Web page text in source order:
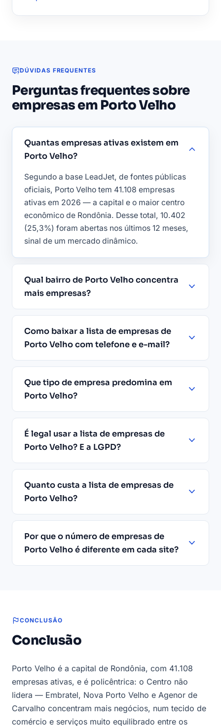
DÚVIDAS FREQUENTES
Perguntas frequentes sobre
empresas em Porto Velho
Quantas empresas ativas existem em
Porto Velho?
Segundo a base LeadJet, de fontes públicas
oficiais, Porto Velho tem 41.108 empresas
ativas em 2026 — a capital e o maior centro
econômico de Rondônia. Desse total, 10.402
(25,3%) foram abertas nos últimos 12 meses,
sinal de um mercado dinâmico.
Qual bairro de Porto Velho concentra
mais empresas?
Como baixar a lista de empresas de
Porto Velho com telefone e e-mail?
Que tipo de empresa predomina em
Porto Velho?
É legal usar a lista de empresas de
Porto Velho? E a LGPD?
Quanto custa a lista de empresas de
Porto Velho?
Por que o número de empresas de
Porto Velho é diferente em cada site?
CONCLUSÃO
Conclusão
Porto Velho é a capital de Rondônia, com 41.108
empresas ativas, e é policêntrica: o Centro não
lidera — Embratel, Nova Porto Velho e Agenor de
Carvalho concentram mais negócios, num tecido de
comércio e serviços muito equilibrado entre os